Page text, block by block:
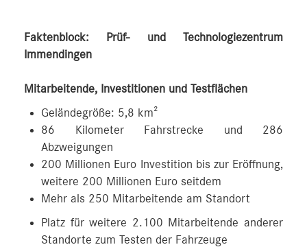
Faktenblock: Prüf- und Technologiezentrum
Immendingen
Mitarbeitende, Investitionen und Testflächen
Geländegröße: 5,8 km²
86 Kilometer Fahrstrecke und 286
Abzweigungen
200 Millionen Euro Investition bis zur Eröffnung,
weitere 200 Millionen Euro seitdem
Mehr als 250 Mitarbeitende am Standort
Platz für weitere 2.100 Mitarbeitende anderer
Standorte zum Testen der Fahrzeuge